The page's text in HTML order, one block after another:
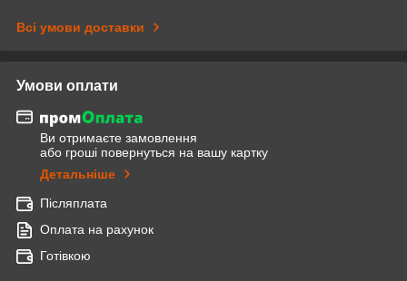
Всі умови доставки
Умови оплати
Ви отримаєте замовлення
або гроші повернуться на вашу картку
Детальніше
Післяплата
Оплата на рахунок
Готівкою